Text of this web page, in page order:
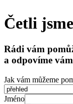
Četli
Rádi vám
a odpovíme
Jak vám můžeme
Jméno